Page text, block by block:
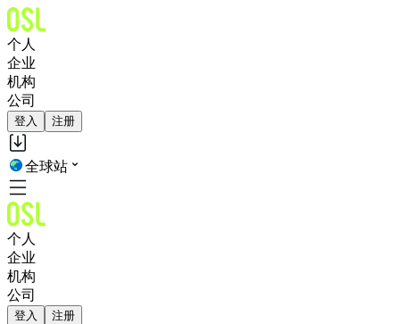
个人
企业
机构
公司
登入 注册
全球站
个人
企业
机构
公司
登入 注册